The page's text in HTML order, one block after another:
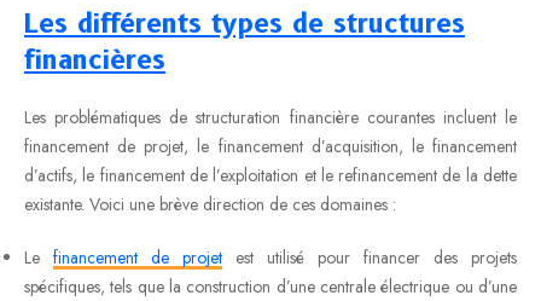
Les différents types de structures
financières
Les problématiques de structuration financière courantes incluent le
financement de projet, le financement d’acquisition, le financement
d’actifs, le financement de l’exploitation et le refinancement de la dette
existante. Voici une brève direction de ces domaines :
Le financement de projet est utilisé pour financer des projets
spécifiques, tels que la construction d’une centrale électrique ou d’une